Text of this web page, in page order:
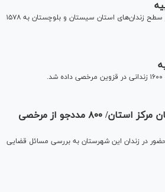
حجت الاسلام والمسلمین مصطفوی نیا گفت: در اجرای بخشنامه رییس قوه قضاییه، در سطح زندان‌های استان سیستان و بلوچستان به ۱۵۷۸
پیگیری مسائل قضایی مددجویان زندان بندرعباس با حضور دادستان مرکز استان/ ۸۰۰ مددجو از مرخصی
حضور در زندان این شهرستان به بررسی مسائل قضایی